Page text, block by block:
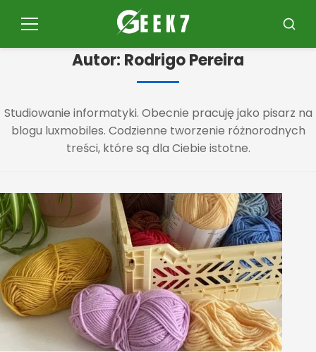
Menu Szukaj
Autor: Rodrigo Pereira
Studiowanie informatyki. Obecnie pracuję jako pisarz na
blogu luxmobiles. Codzienne tworzenie różnorodnych
treści, które są dla Ciebie istotne.